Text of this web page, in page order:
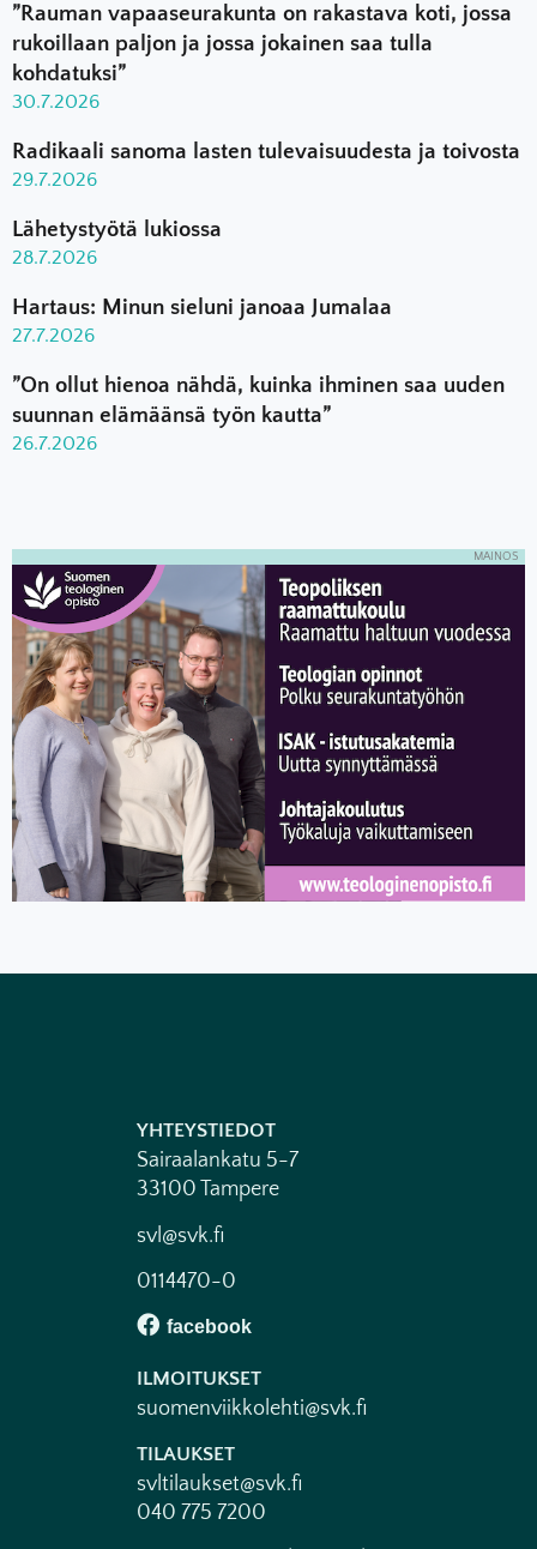
”Rauman vapaaseurakunta on rakastava koti, jossa
rukoillaan paljon ja jossa jokainen saa tulla
kohdatuksi”
30.7.2026
Radikaali sanoma lasten tulevaisuudesta ja toivosta
29.7.2026
Lähetystyötä lukiossa
28.7.2026
Hartaus: Minun sieluni janoaa Jumalaa
27.7.2026
”On ollut hienoa nähdä, kuinka ihminen saa uuden
suunnan elämäänsä työn kautta”
26.7.2026
MAINOS
YHTEYSTIEDOT
Sairaalankatu 5-7
33100 Tampere
svl@svk.fi
0114470-0
ILMOITUKSET
suomenviikkolehti@svk.fi
TILAUKSET
svltilaukset@svk.fi
040 775 7200